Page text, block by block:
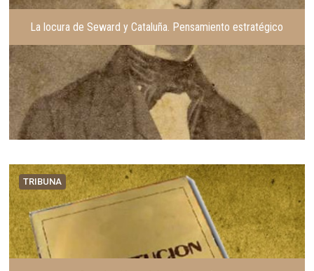
La locura de Seward y Cataluña. Pensamiento estratégico
TRIBUNA